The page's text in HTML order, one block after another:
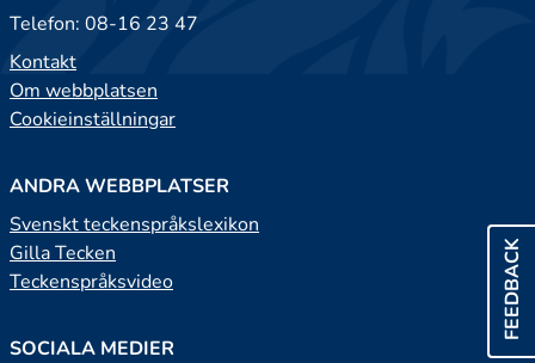
FEEDBACK
Telefon: 08-16 23 47
Kontakt
Om webbplatsen
Cookieinställningar
ANDRA WEBBPLATSER
Svenskt teckenspråkslexikon
Gilla Tecken
Teckenspråksvideo
SOCIALA MEDIER